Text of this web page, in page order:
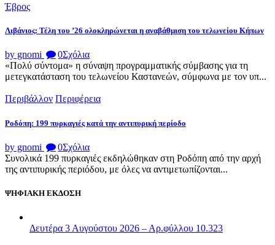
Έβρος
Λιβάνιος: Τέλη του ’26 ολοκληρώνεται η αναβάθμιση του τελωνείου Κήπων
by gnomi 0Σχόλια
«Πολύ σύντομα» η σύναψη προγραμματικής σύμβασης για τη
μετεγκατάσταση του τελωνείου Καστανεών, σύμφωνα με τον υπ...
Περιβάλλον Περιφέρεια
Ροδόπη: 199 πυρκαγιές κατά την αντιπυρική περίοδο
by gnomi 0Σχόλια
Συνολικά 199 πυρκαγιές εκδηλώθηκαν στη Ροδόπη από την αρχή
της αντιπυρικής περιόδου, με όλες να αντιμετωπίζονται...
ΨΗΦΙΑΚΗ ΕΚΔΟΣΗ
Δευτέρα 3 Αυγούστου 2026 – Αρ.φύλλου 10.323